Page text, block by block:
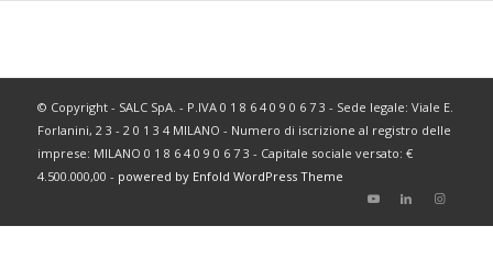
© Copyright - SALC SpA. - P.IVA 0 1 8 6 4 0 9 0 6 7 3 - Sede legale: Viale E.
Forlanini, 2 3 - 2 0 1 3 4 MILANO - Numero di iscrizione al registro delle
imprese: MILANO 0 1 8 6 4 0 9 0 6 7 3 - Capitale sociale versato: €
4.500.000,00 - powered by Enfold WordPress Theme